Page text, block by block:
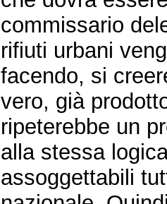
commissario
rifiuti urbani
facendo, si
vero, già
ripeterebbe un
alla stessa
assoggettabili